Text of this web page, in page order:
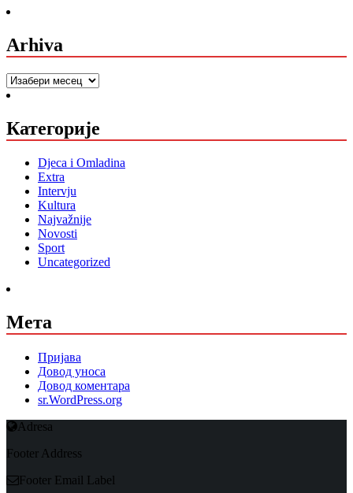
Arhiva
Arhiva
Категорије
Djeca i Omladina
Extra
Intervju
Kultura
Najvažnije
Novosti
Sport
Uncategorized
Мета
Пријава
Довод уноса
Довод коментара
sr.WordPress.org
Adresa
Footer Address
Footer Email Label